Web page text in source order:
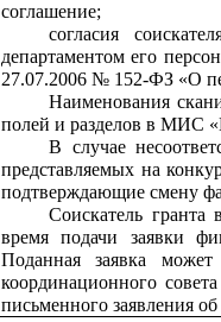
соглашение;
согласия
департаментом его
27.07.2006 № 152-ФЗ «О
Наименования
полей и разделов в МИС
В случае
представляемых на
подтверждающие смену
Соискатель гранта
время подачи заявки
Поданная заявка
координационного
письменного заявления